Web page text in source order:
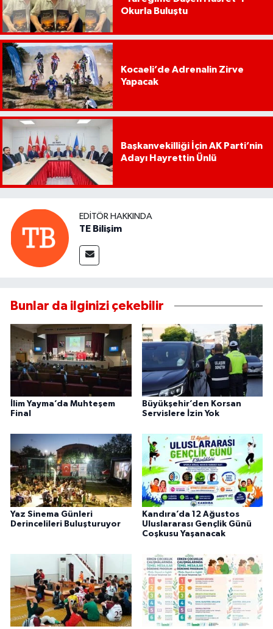
Okurla Buluştu
Kocaeli’de Adrenalin Zirve
Yapacak
Başkanvekilliği İçin AK Parti’nin
Adayı Hayrettin Ünlü
EDITÖR HAKKINDA
TE Bilişim
Bunlar da ilginizi çekebilir
İlim Yayma’da Muhteşem
Final
Büyükşehir’den Korsan
Servislere İzin Yok
Yaz Sinema Günleri
Derincelileri Buluşturuyor
Kandıra’da 12 Ağustos
Uluslararası Gençlik Günü
Coşkusu Yaşanacak